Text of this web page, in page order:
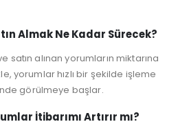
Almak Ne Kadar Sürecek?
satın alınan yorumların miktarına
yorumlar hızlı bir şekilde işleme
görülmeye başlar.
İtibarımı Artırır mı?